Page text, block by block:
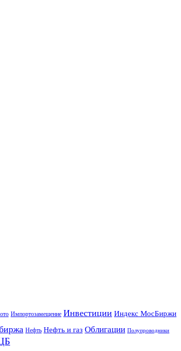
Импортозамещение Инвестиции Индекс МосБиржи
Нефть Нефть и газ Облигации Полупроводники